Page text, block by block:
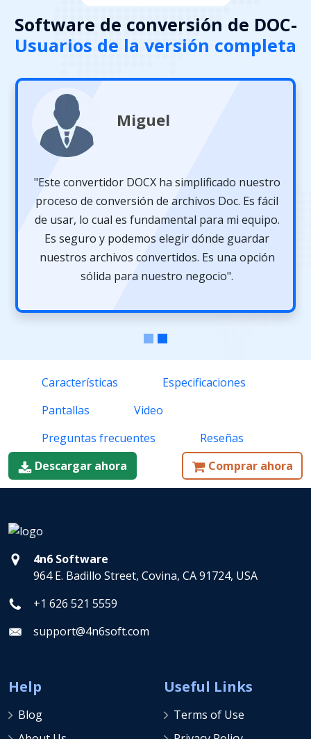
Software de conversión de DOC-
Usuarios de la versión completa
Miguel
"Este convertidor DOCX ha simplificado nuestro
proceso de conversión de archivos Doc. Es fácil
de usar, lo cual es fundamental para mi equipo.
Es seguro y podemos elegir dónde guardar
nuestros archivos convertidos. Es una opción
sólida para nuestro negocio".
Características
Especificaciones
Pantallas
Video
Preguntas frecuentes
Reseñas
Descargar ahora
Comprar ahora
4n6 Software
964 E. Badillo Street, Covina, CA 91724, USA
+1 626 521 5559
support@4n6soft.com
Help
Blog
Useful Links
Terms of Use